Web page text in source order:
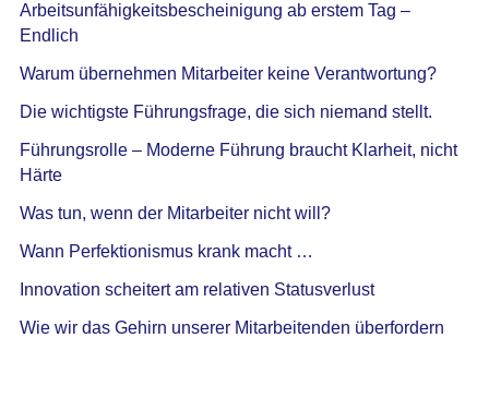
Arbeitsunfähigkeitsbescheinigung ab erstem Tag –
Endlich
Warum übernehmen Mitarbeiter keine Verantwortung?
Die wichtigste Führungsfrage, die sich niemand stellt.
Führungsrolle – Moderne Führung braucht Klarheit, nicht
Härte
Was tun, wenn der Mitarbeiter nicht will?
Wann Perfektionismus krank macht …
Innovation scheitert am relativen Statusverlust
Wie wir das Gehirn unserer Mitarbeitenden überfordern